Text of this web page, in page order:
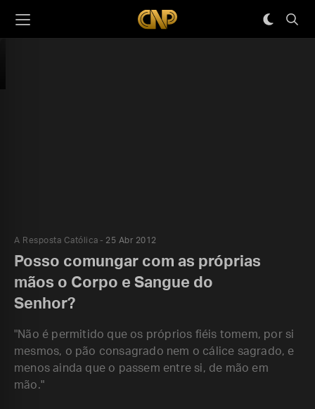
A Resposta Católica 25 Abr 2012
Posso comungar com as próprias
mãos o Corpo e Sangue do
Senhor?
"Não é permitido que os próprios fiéis tomem, por si
mesmos, o pão consagrado nem o cálice sagrado, e
menos ainda que o passem entre si, de mão em
mão."